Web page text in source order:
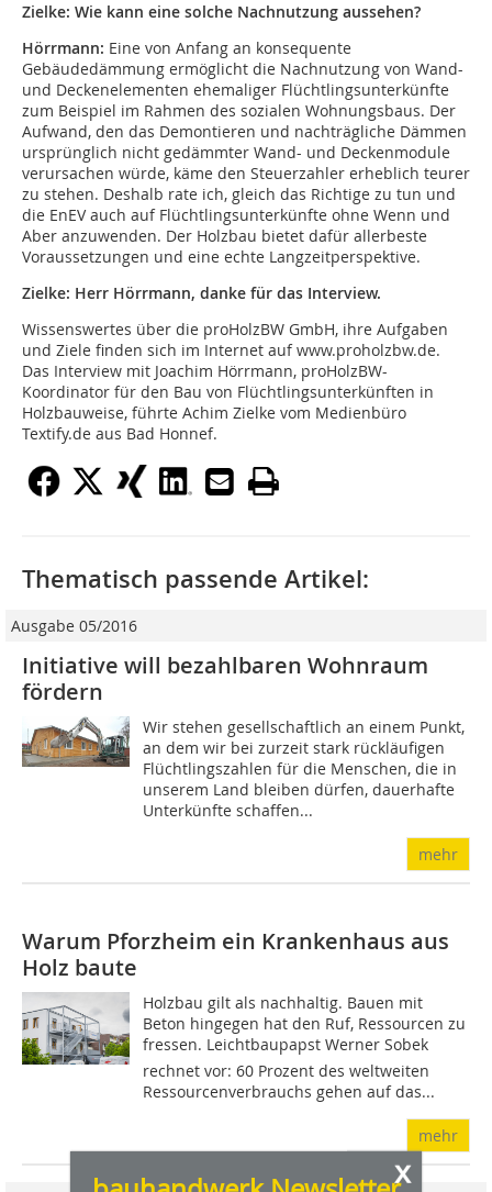
Zielke: Wie kann eine solche Nachnutzung aussehen?
Hörrmann: Eine von Anfang an konsequente
Gebäudedämmung ermöglicht die Nachnutzung von Wand-
und Deckenelementen ehemaliger Flüchtlingsunterkünfte
zum Beispiel im Rahmen des sozialen Wohnungsbaus. Der
Aufwand, den das Demontieren und nachträgliche Dämmen
ursprünglich nicht gedämmter Wand- und Deckenmodule
verursachen würde, käme den Steuerzahler erheblich teurer
zu stehen. Deshalb rate ich, gleich das Richtige zu tun und
die EnEV auch auf Flüchtlingsunterkünfte ohne Wenn und
Aber anzuwenden. Der Holzbau bietet dafür allerbeste
Voraussetzungen und eine echte Langzeitperspektive.
Zielke: Herr Hörrmann, danke für das Interview.
Wissenswertes über die proHolzBW GmbH, ihre Aufgaben
und Ziele finden sich im Internet auf www.proholzbw.de.
Das Interview mit Joachim Hörrmann, proHolzBW-
Koordinator für den Bau von Flüchtlingsunterkünften in
Holzbauweise, führte Achim Zielke vom Medienbüro
Textify.de aus Bad Honnef.
x
Thematisch passende Artikel:
Ausgabe 05/2016
Initiative will bezahlbaren Wohnraum
fördern
Wir stehen gesellschaftlich an einem Punkt,
an dem wir bei zurzeit stark rückläufigen
Flüchtlingszahlen für die Menschen, die in
unserem Land bleiben dürfen, dauerhafte
Unterkünfte schaffen...
mehr
Warum Pforzheim ein Krankenhaus aus
Holz baute
Holzbau gilt als nachhaltig. Bauen mit
Beton hingegen hat den Ruf, Ressourcen zu
fressen. Leichtbaupapst Werner Sobek
rechnet vor: 60 Prozent des weltweiten
Ressourcenverbrauchs gehen auf das...
mehr